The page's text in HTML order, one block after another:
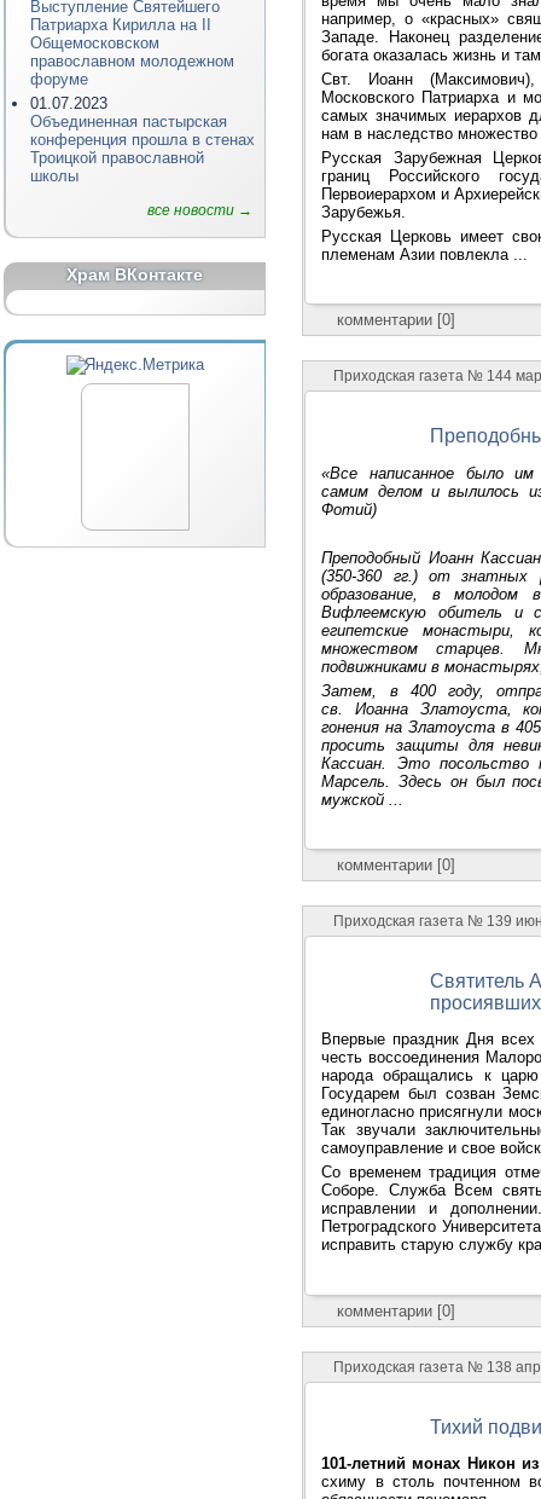
Выступление Святейшего
Патриарха Кирилла на II
Общемосковском
православном молодежном
форуме
01.07.2023
Объединенная пастырская
конференция прошла в стенах
Троицкой православной
школы
все новости →
Храм ВКонтакте
например, о «красных»
Западе. Наконец
богата оказалась жизнь и
Свт. Иоанн
Московского Патриарха и
самых значимых иерархов
нам в наследство
Русская Зарубежная
границ Российского
Первоиерархом и
Зарубежья.
Русская Церковь имеет
племенам Азии повлекла ...
комментарии [0]
Приходская газета № 144
«Все написанное было им
самим делом и вылилось
Фотий)
Преподобный Иоанн
(350-360 гг.) от знатных
образование, в молодом
Вифлеемскую обитель и
египетские монастыри,
множеством старцев.
подвижниками в
Затем, в 400 году,
св. Иоанна Златоуста,
гонения на Златоуста в
просить защиты для
Кассиан. Это посольство
Марсель. Здесь он был
мужской ...
комментарии [0]
Приходская газета № 139
Святитель
просиявших
Впервые праздник Дня
честь воссоединения
народа обращались к
Государем был созван
единогласно присягнули
Так звучали
самоуправление и свое
Со временем традиция
Соборе. Служба Всем
исправлении и
Петроградского
исправить старую службу
комментарии [0]
Приходская газета № 138
Тихий
101-летний монах Никон
схиму в столь почтенном